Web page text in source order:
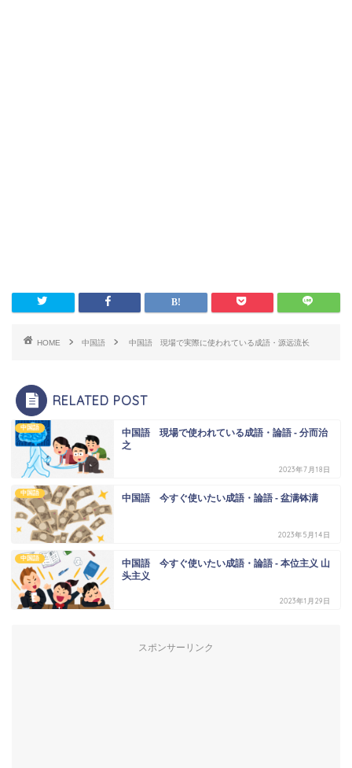
HOME 中国語 中国語 現場で実際に使われている成語・源远流长
RELATED POST
中国語
中国語 現場で使われている成語・論語 - 分而治
之
2023年7月18日
中国語 中国語 今すぐ使いたい成語・論語 - 盆满钵满
2023年5月14日
中国語
中国語 今すぐ使いたい成語・論語 - 本位主义 山
头主义
2023年1月29日
スポンサーリンク